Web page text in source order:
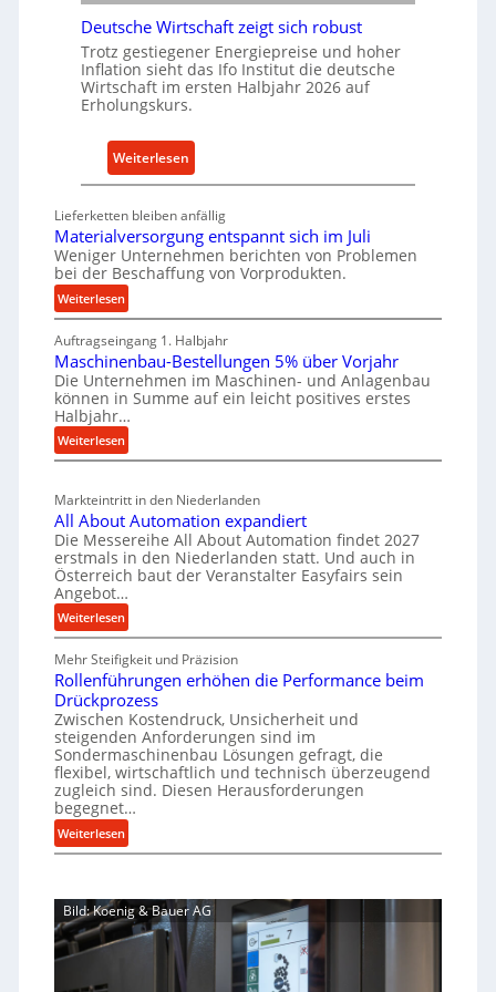
t
r
i
e
-
E
s
t
z
t
i
l
e
n
n
r
n
a
c
h
a
t
i
g
e
W
r
k
z
e
a
u
r
o
e
s
s
Deutsche Wirtschaft zeigt sich robust
Trotz gestiegener Energiepreise und hoher
Inflation sieht das Ifo Institut die deutsche
Wirtschaft im ersten Halbjahr 2026 auf
Erholungskurs.
Weiterlesen
D
u
t
s
h
e
W
s
h
a
f
t
i
g
t
s
i
c
h
b
s
t
Lieferketten bleiben anfällig
Materialversorgung entspannt sich im Juli
Weniger Unternehmen berichten von Problemen
bei der Beschaffung von Vorprodukten.
Weiterlesen:
M
a
t
e
r
i
a
l
e
r
s
o
u
n
g
e
n
t
s
p
a
n
n
i
c
Auftragseingang 1. Halbjahr
Maschinenbau-Bestellungen 5% über Vorjahr
Die Unternehmen im Maschinen- und Anlagenbau
können in Summe auf ein leicht positives erstes
Halbjahr…
Weiterlesen:
M
s
c
h
i
n
e
n
a
u
B
e
s
t
e
l
l
n
g
e
Markteintritt in den Niederlanden
All About Automation expandiert
Die Messereihe All About Automation findet 2027
erstmals in den Niederlanden statt. Und auch in
Österreich baut der Veranstalter Easyfairs sein
Angebot…
Weiterlesen:
A
l
l
A
b
o
u
t
u
t
a
Mehr Steifigkeit und Präzision
Rollenführungen erhöhen die Performance beim
Drückprozess
Zwischen Kostendruck, Unsicherheit und
steigenden Anforderungen sind im
Sondermaschinenbau Lösungen gefragt, die
flexibel, wirtschaftlich und technisch überzeugend
zugleich sind. Diesen Herausforderungen
begegnet…
Weiterlesen:
R
l
e
Bild: Koenig & Bauer AG